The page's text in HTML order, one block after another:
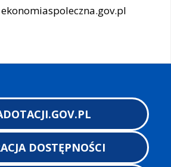
ekonomiaspoleczna.gov.pl
DOSTĘPNOŚCI